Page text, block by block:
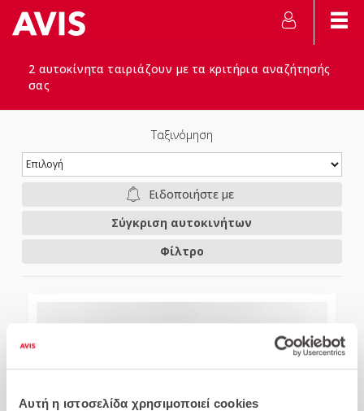
Αυτή η ιστοσελίδα χρησιμοποιεί cookies
2 αυτοκίνητα ταιριάζουν με τα κριτήρια αναζήτησής
σας
Ταξινόμηση
Ειδοποιήστε με
Σύγκριση αυτοκινήτων
Φίλτρο